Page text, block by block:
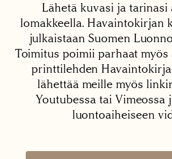
Lähetä kuvasi ja tarinasi
lomakkeella. Havaintokirjan
julkaistaan Suomen
Toimitus poimii parhaat myös
printtilehden
lähettää meille myös
Youtubessa tai Vimeossa
luontoaiheiseen